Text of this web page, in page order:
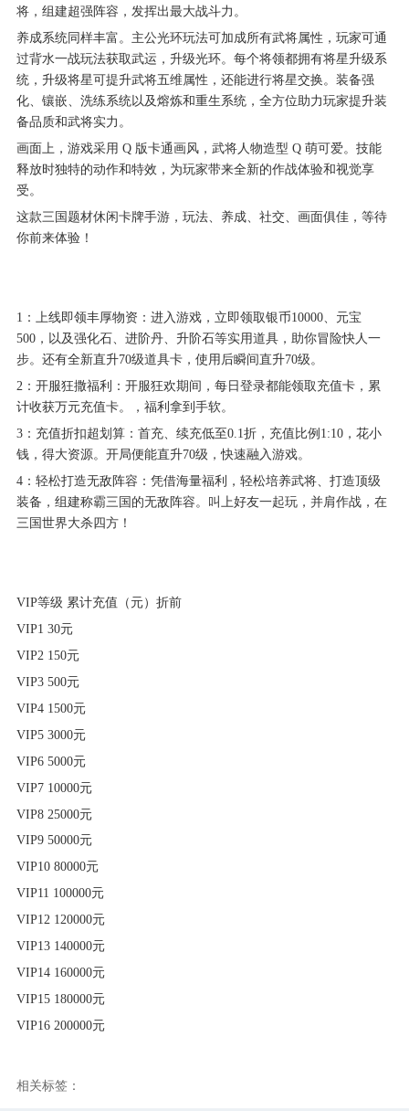
将，组建超强阵容，发挥出最大战斗力。
养成系统同样丰富。主公光环玩法可加成所有武将属性，玩家可通
过背水一战玩法获取武运，升级光环。每个将领都拥有将星升级系
统，升级将星可提升武将五维属性，还能进行将星交换。装备强
化、镶嵌、洗练系统以及熔炼和重生系统，全方位助力玩家提升装
备品质和武将实力。
画面上，游戏采用 Q 版卡通画风，武将人物造型 Q 萌可爱。技能
释放时独特的动作和特效，为玩家带来全新的作战体验和视觉享
受。
这款三国题材休闲卡牌手游，玩法、养成、社交、画面俱佳，等待
你前来体验！
1：上线即领丰厚物资：进入游戏，立即领取银币10000、元宝
500，以及强化石、进阶丹、升阶石等实用道具，助你冒险快人一
步。还有全新直升70级道具卡，使用后瞬间直升70级。
2：开服狂撒福利：开服狂欢期间，每日登录都能领取充值卡，累
计收获万元充值卡。，福利拿到手软。
3：充值折扣超划算：首充、续充低至0.1折，充值比例1:10，花小
钱，得大资源。开局便能直升70级，快速融入游戏。
4：轻松打造无敌阵容：凭借海量福利，轻松培养武将、打造顶级
装备，组建称霸三国的无敌阵容。叫上好友一起玩，并肩作战，在
三国世界大杀四方！
VIP等级 累计充值（元）折前
VIP1 30元
VIP2 150元
VIP3 500元
VIP4 1500元
VIP5 3000元
VIP6 5000元
VIP7 10000元
VIP8 25000元
VIP9 50000元
VIP10 80000元
VIP11 100000元
VIP12 120000元
VIP13 140000元
VIP14 160000元
VIP15 180000元
VIP16 200000元
相关标签：